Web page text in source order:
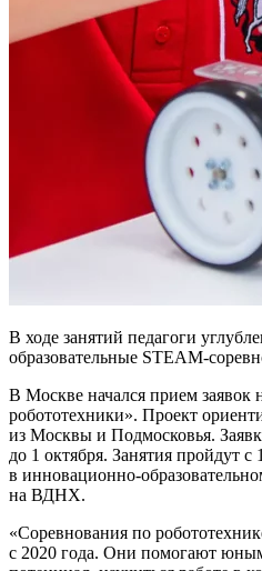
В ходе занятий педагоги
образовательные STEAM-
В Москве начался прием заявок
робототехники». Проект
из Москвы и Подмосковья.
до 1 октября. Занятия пройдут с
в инновационно-
на ВДНХ.
«Соревнования по
с 2020 года. Они помогают